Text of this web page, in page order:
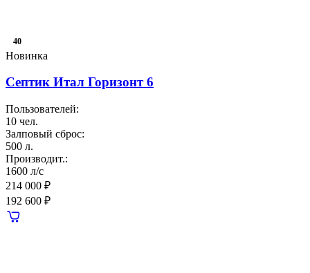
40
Новинка
Септик Итал Горизонт 6
Пользователей:
10 чел.
Залповый сброс:
500 л.
Производит.:
1600 л/с
214 000 ₽
192 600 ₽